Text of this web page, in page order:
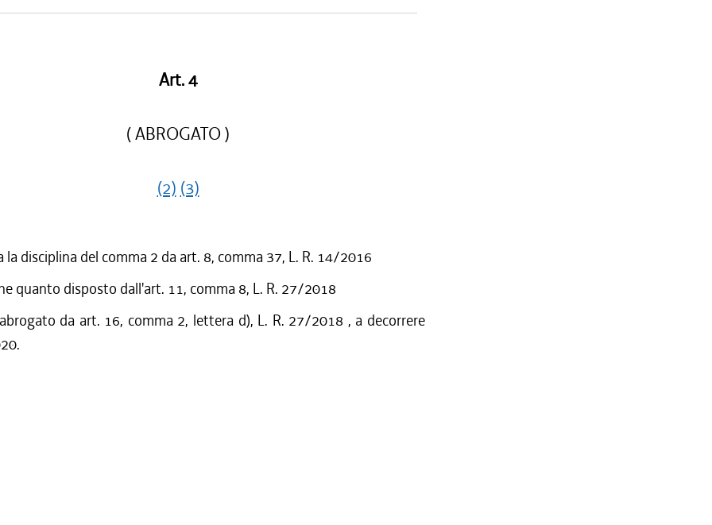
Art. 4
( ABROGATO )
(2) (3)
la disciplina del comma 2 da art. 8, comma 37, L. R. 14/2016
quanto disposto dall'art. 11, comma 8, L. R. 27/2018
da art. 16, comma 2, lettera d), L. R. 27/2018 , a decorrere